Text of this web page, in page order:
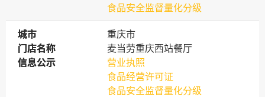
食品安全监督量化分级
城市
城市
重庆市
门店名称
门店名称
麦当劳重庆西站餐厅
信息公示
信息公示
营业执照
食品经营许可证
食品安全监督量化分级